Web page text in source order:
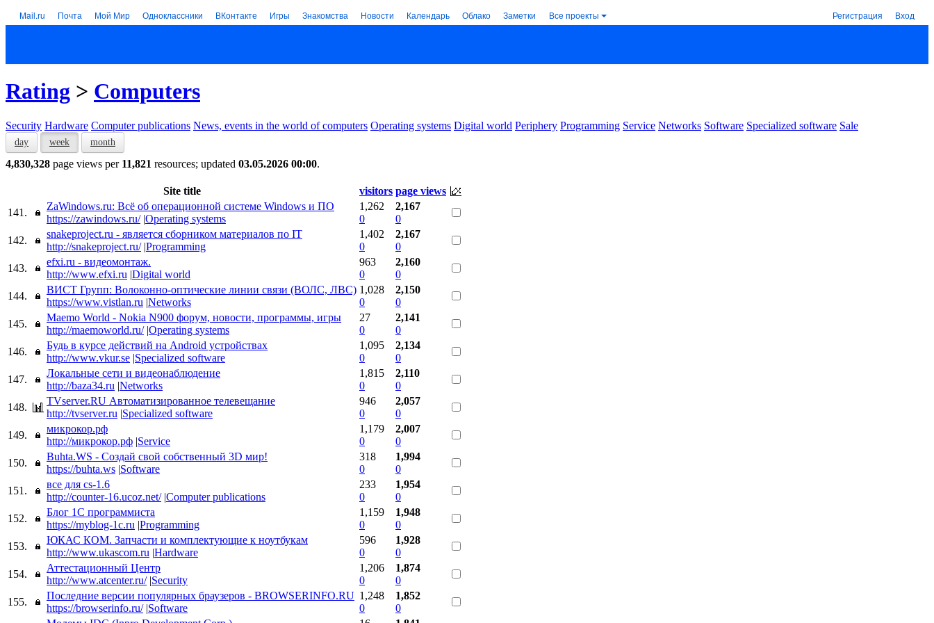
Mail.ru Почта Мой Мир Одноклассники ВКонтакте Игры Знакомства Новости Календарь Облако Заметки Все проекты Регистрация Вход
Rating > Computers
Security Hardware Computer publications News, events in the world of computers Operating systems Digital world Periphery Programming Service Networks Software Specialized software Sale
day week month
4,830,328 page views per 11,821 resources; updated 03.05.2026 00:00.
Site title visitors page views
141.
ZaWindows.ru: Всё об операционной системе Windows и ПО
https://zawindows.ru/ |Operating systems
1,262
0
2,167
0
142.
snakeproject.ru - является сборником материалов по IT
http://snakeproject.ru/ |Programming
1,402
0
2,167
0
143.
efxi.ru - видеомонтаж.
http://www.efxi.ru |Digital world
963
0
2,160
0
144.
ВИСТ Групп: Волоконно-оптические линии связи (ВОЛС, ЛВС)
https://www.vistlan.ru |Networks
1,028
0
2,150
0
145.
Maemo World - Nokia N900 форум, новости, программы, игры
http://maemoworld.ru/ |Operating systems
27
0
2,141
0
146.
Будь в курсе действий на Android устройствах
http://www.vkur.se |Specialized software
1,095
0
2,134
0
147.
Локальные сети и видеонаблюдение
http://baza34.ru |Networks
1,815
0
2,110
0
148.
TVserver.RU Автоматизированное телевещание
http://tvserver.ru |Specialized software
946
0
2,057
0
149.
микрокор.рф
http://микрокор.рф |Service
1,179
0
2,007
0
150.
Buhta.WS - Создай свой собственный 3D мир!
https://buhta.ws |Software
318
0
1,994
0
151.
все для cs-1.6
http://counter-16.ucoz.net/ |Computer publications
233
0
1,954
0
152.
Блог 1С программиста
https://myblog-1c.ru |Programming
1,159
0
1,948
0
153.
ЮКАС КОМ. Запчасти и комплектующие к ноутбукам
http://www.ukascom.ru |Hardware
596
0
1,928
0
154.
Аттестационный Центр
http://www.atcenter.ru/ |Security
1,206
0
1,874
0
155.
Последние версии популярных браузеров - BROWSERINFO.RU
https://browserinfo.ru/ |Software
1,248
0
1,852
0